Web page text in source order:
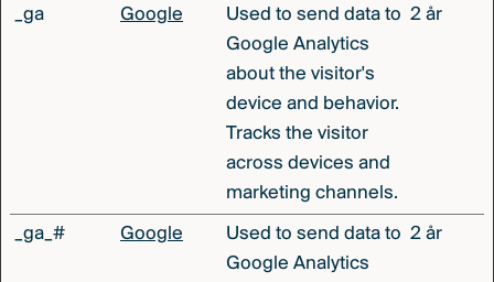
_ga Google
Used to send data to
Google Analytics
about the visitor's
device and behavior.
Tracks the visitor
across devices and
marketing channels.
2 år
_ga_# Google
Used to send data to
Google Analytics
2 år